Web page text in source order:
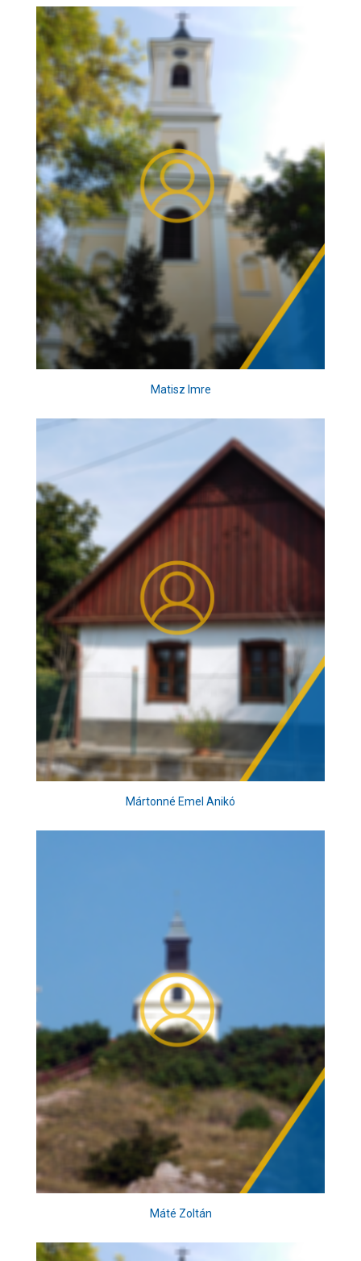
Matisz Imre
Mártonné Emel Anikó
Máté Zoltán